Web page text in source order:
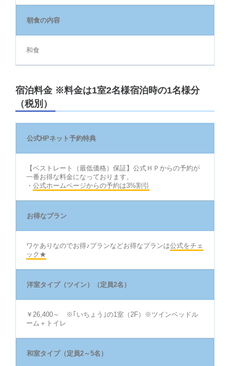
朝食の内容
和食
宿泊料金 ※料金は1室2名様宿泊時の1名様分
（税別）
公式HPネット予約特典
【ベストレート（最低価格）保証】公式ＨＰからの予約が
一番お得な料金になっております。
・ 公式ホームページからの予約は3%割引
お得なプラン
ワケありなのでお得♪プランなどお得なプランは公式をチェ
ック★
洋室タイプ（ツイン）（定員2名）
￥26,400～ ※｢いちょう｣の1室（2F）※ツインベッドル
ーム＋トイレ
和室タイプ（定員2～5名）